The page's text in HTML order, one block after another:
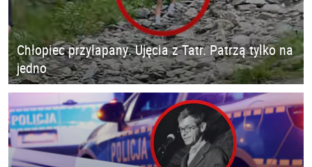
Chłopiec przyłapany. Ujęcia z Tatr. Patrzą tylko na
jedno